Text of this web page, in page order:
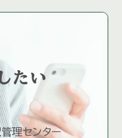
たい
理センター